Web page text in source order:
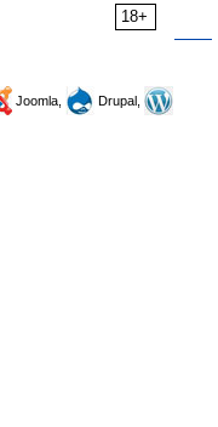
18+
Joomla,
Drupal,